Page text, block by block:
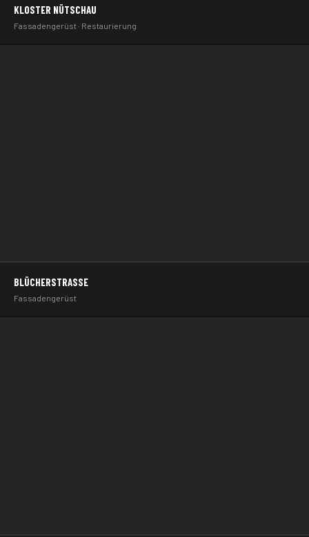
KLOSTER · GERÜSTBAU
KLOSTER NÜTSCHAU
KLOSTER NÜTSCHAU
Fassadengerüst · Restaurierung
GERÜSTBAU
BLÜCHERSTRASSE
BLÜCHERSTRASSE
Fassadengerüst